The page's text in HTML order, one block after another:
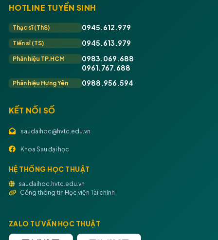
HOTLINE TUYỂN SINH
Thạc sĩ (ThS) 0945.612.979
Tiến sĩ (TS) 0945.613.979
Phân hiệu TP.HCM
0983.069.688
0961.767.688
Phân hiệu Hưng Yên 0988.956.594
KẾT NỐI SỐ
saudaihoc@hvtc.edu.vn
Khoa Sau đại học
HỆ THỐNG HỌC THUẬT
saudaihoc.hvtc.edu.vn
Cổng thông tin Học viện Tài chính
ZALO TƯ VẤN HỌC THUẬT